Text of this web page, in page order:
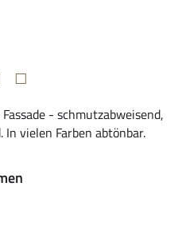
- schmutzabweisend,
vielen Farben abtönbar.